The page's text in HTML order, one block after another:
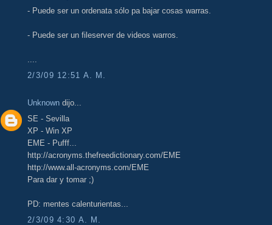
- Puede ser un ordenata sólo pa bajar cosas warras.
- Puede ser un fileserver de videos warros.
....
2/3/09 12:51 A. M.
Unknown dijo...
SE - Sevilla
XP - Win XP
EME - Pufff...
http://acronyms.thefreedictionary.com/EME
http://www.all-acronyms.com/EME
Para dar y tomar ;)
PD: mentes calenturientas...
2/3/09 4:30 A. M.